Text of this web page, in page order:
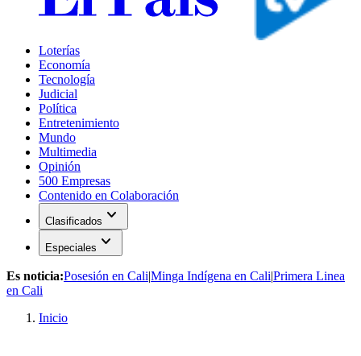
Loterías
Economía
Tecnología
Judicial
Política
Entretenimiento
Mundo
Multimedia
Opinión
500 Empresas
Contenido en Colaboración
Clasificados expand_more
Especiales expand_more
Es noticia:Posesión en Cali|Minga Indígena en Cali|Primera Linea
en Cali
Inicio